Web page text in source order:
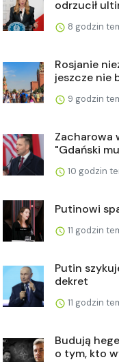
odrzucił
8 godzin
Rosjanie
jeszcze nie
9 godzin
Zacharowa
"Gdański
10 godzin
Putinowi
11 godzin
Putin
dekret
11 godzin
Budują
o tym, kto